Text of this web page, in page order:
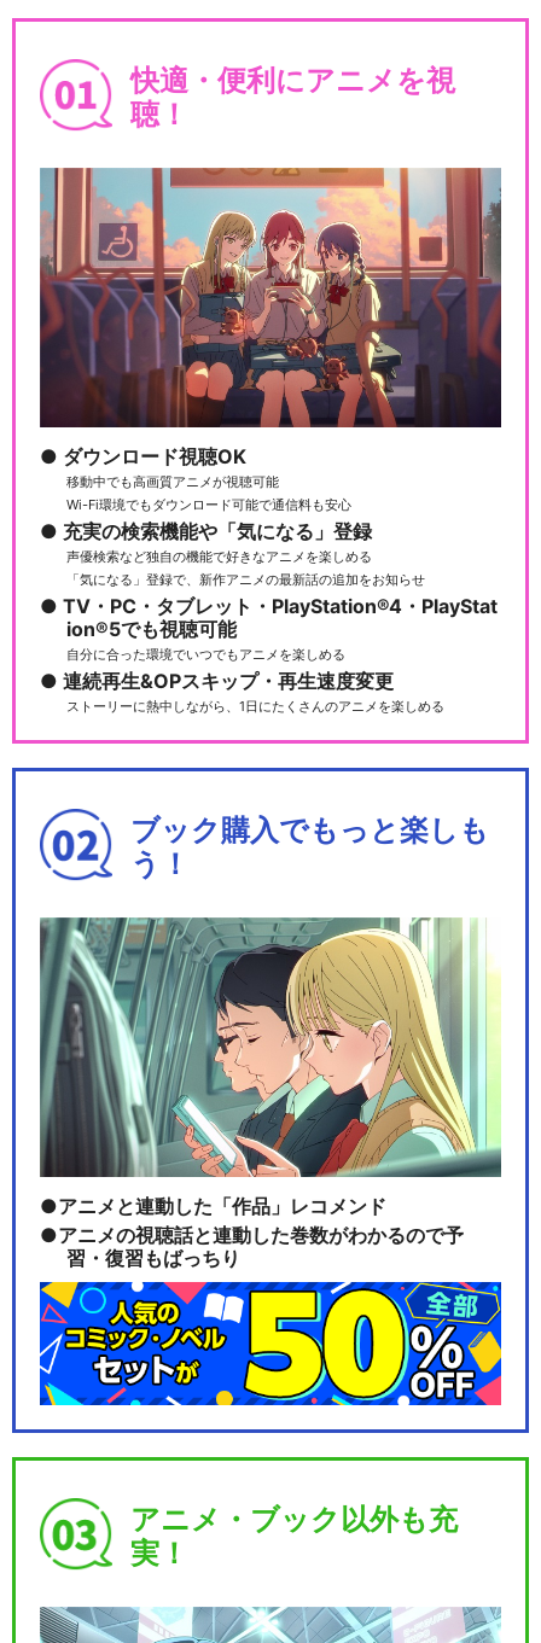
話)
映画あたしンち
劇場版あたしンち｢情熱のちょ
～超能力♪ 母大暴…
新あたしンち
あたしンち ムービーコミッ
ク
ク2期
快適・便利にアニメを視
聴！
ダウンロード視聴OK
移動中でも高画質アニメが視聴可能
Wi-Fi環境でもダウンロード可能で通信料も安心
充実の検索機能や「気になる」登録
声優検索など独自の機能で好きなアニメを楽しめる
「気になる」登録で、新作アニメの最新話の追加をお知らせ
TV・PC・タブレット・PlayStation®4・PlayStat
ion®5でも視聴可能
自分に合った環境でいつでもアニメを楽しめる
連続再生&OPスキップ・再生速度変更
ストーリーに熱中しながら、1日にたくさんのアニメを楽しめる
ブック購入でもっと楽しも
う！
アニメと連動した「作品」レコメンド
アニメの視聴話と連動した巻数がわかるので予
習・復習もばっちり
アニメ・ブック以外も充
実！